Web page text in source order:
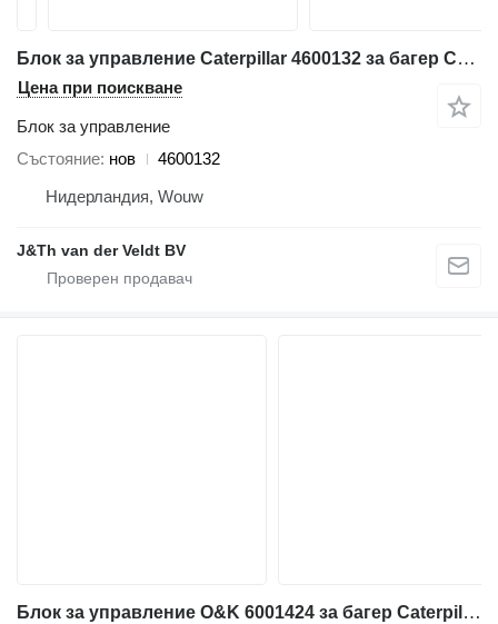
Блок за управление Caterpillar 4600132 за багер Caterpillar 340 352 374 385 320F 330F 340F 312F 352F 313F 323F 325F 335F 316F 326F 336F 318F 349F 320D2 320D3 330D2 323D2 326D2
Цена при поискване
Блок за управление
Състояние нов
4600132
Нидерландия, Wouw
J&Th van der Veldt BV
Блок за управление O&K 6001424 за багер Caterpillar RH340, 6060